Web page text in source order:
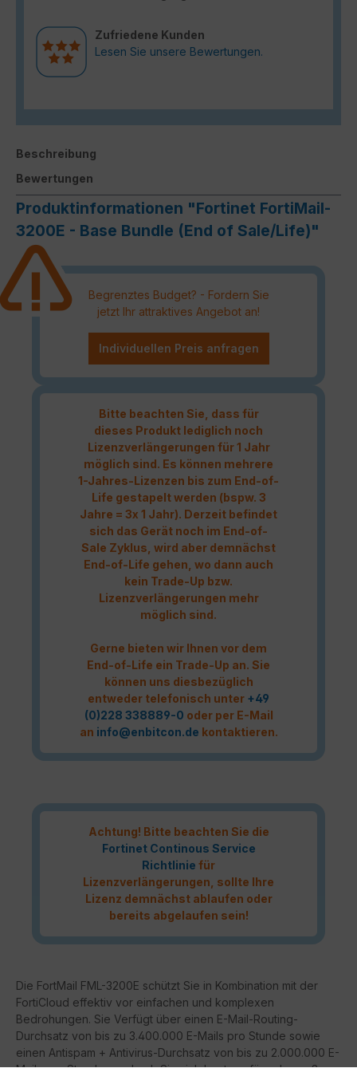
Zufriedene Kunden
Lesen Sie unsere Bewertungen.
Beschreibung
Bewertungen
Produktinformationen "Fortinet FortiMail-
3200E - Base Bundle (End of Sale/Life)"
Begrenztes Budget? - Fordern Sie
jetzt Ihr attraktives Angebot an!
Individuellen Preis anfragen
Bitte beachten Sie, dass für
dieses Produkt lediglich noch
Lizenzverlängerungen für 1 Jahr
möglich sind. Es können mehrere
1-Jahres-Lizenzen bis zum End-of-
Life gestapelt werden (bspw. 3
Jahre = 3x 1 Jahr). Derzeit befindet
sich das Gerät noch im End-of-
Sale Zyklus, wird aber demnächst
End-of-Life gehen, wo dann auch
kein Trade-Up bzw.
Lizenzverlängerungen mehr
möglich sind.
Gerne bieten wir Ihnen vor dem
End-of-Life ein Trade-Up an. Sie
können uns diesbezüglich
entweder telefonisch unter +49
(0)228 338889-0 oder per E-Mail
an info@enbitcon.de kontaktieren.
Achtung! Bitte beachten Sie die
Fortinet Continous Service
Richtlinie für
Lizenzverlängerungen, sollte Ihre
Lizenz demnächst ablaufen oder
bereits abgelaufen sein!
Die FortMail FML-3200E schützt Sie in Kombination mit der
FortiCloud effektiv vor einfachen und komplexen
Bedrohungen. Sie Verfügt über einen E-Mail-Routing-
Durchsatz von bis zu 3.400.000 E-Mails pro Stunde sowie
einen Antispam + Antivirus-Durchsatz von bis zu 2.000.000 E-
Mails pro Stunde, wodurch Sie sich bestens für sehr große